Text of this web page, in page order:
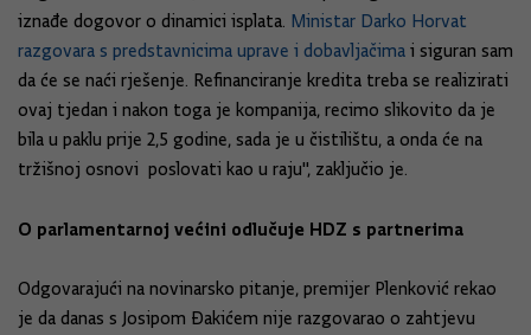
iznađe dogovor o dinamici isplata. Ministar Darko Horvat
razgovara s predstavnicima uprave i dobavljačima i siguran sam
da će se naći rješenje. Refinanciranje kredita treba se realizirati
ovaj tjedan i nakon toga je kompanija, recimo slikovito da je
bila u paklu prije 2,5 godine, sada je u čistilištu, a onda će na
tržišnoj osnovi poslovati kao u raju", zaključio je.
O parlamentarnoj većini odlučuje HDZ s partnerima
Odgovarajući na novinarsko pitanje, premijer Plenković rekao
je da danas s Josipom Đakićem nije razgovarao o zahtjevu